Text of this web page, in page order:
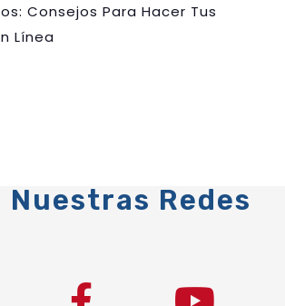
Consejos Para Hacer Tus
Línea
Redes